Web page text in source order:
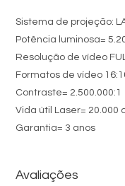
Sistema de projeção:
Potência luminosa=
Resolução de vídeo
Formatos de vídeo
Contraste= 2.500.000:1
Vida útil Laser= 20.000
Garantia= 3 anos
Avaliações